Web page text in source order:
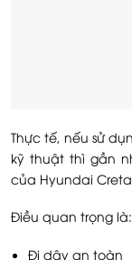
Thực tế, nếu sử
kỹ thuật thì gần
của Hyundai Creta.
Điều quan trọng là:
Đi dây an toàn